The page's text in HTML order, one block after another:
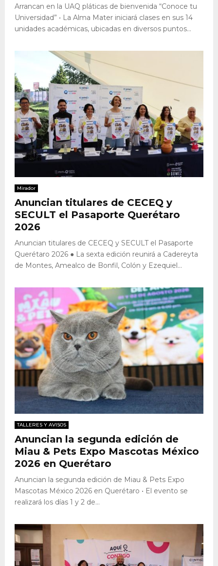
Arrancan en la UAQ pláticas de bienvenida “Conoce tu
Universidad” • La Alma Mater iniciará clases en sus 14
unidades académicas, ubicadas en diversos puntos...
Mirador
Anuncian titulares de CECEQ y
SECULT el Pasaporte Querétaro
2026
Anuncian titulares de CECEQ y SECULT el Pasaporte
Querétaro 2026 ● La sexta edición reunirá a Cadereyta
de Montes, Amealco de Bonfil, Colón y Ezequiel...
TALLERES Y AVISOS
Anuncian la segunda edición de
Miau & Pets Expo Mascotas México
2026 en Querétaro
Anuncian la segunda edición de Miau & Pets Expo
Mascotas México 2026 en Querétaro • El evento se
realizará los días 1 y 2 de...